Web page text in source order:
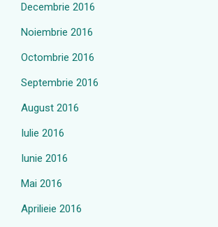
Decembrie 2016
Noiembrie 2016
Octombrie 2016
Septembrie 2016
August 2016
Iulie 2016
Iunie 2016
Mai 2016
Aprilieie 2016